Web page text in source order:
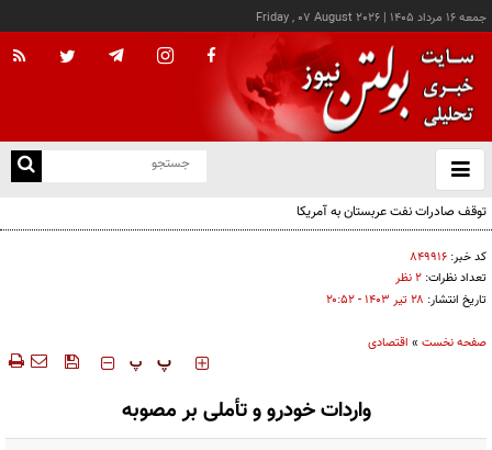
جمعه ۱۶ مرداد ۱۴۰۵ |
Friday , 07 August 2026
باز
و
توقف صادرات نفت عربستان به آمریکا
کد خبر: ۸۴۹۹۱۶
تعداد نظرات: ۲ نظر
تاریخ انتشار: ۲۸ تير ۱۴۰۳ - ۲۰:۵۲
صفحه نخست » اقتصادی
‍‍‍ پ پ
واردات خودرو و تأملی بر مصوبه